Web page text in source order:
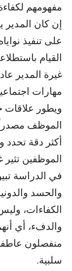
مفهومهم
إن كان
على تنفيذ
القيام
غيرة المدير
مهارات
ويطور علاقات
الموظف
أكثر دقة
الموظفين
في الدراسة
والحسد
الكفاءات،
والدفء، أي
منفصلون
سلبية.